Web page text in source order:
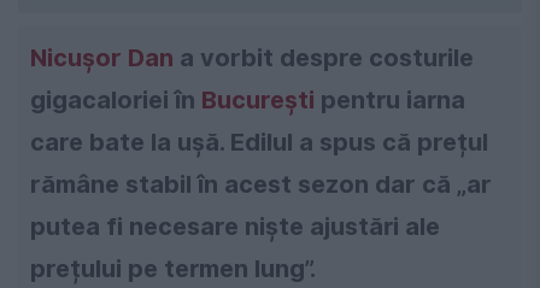
Nicușor Dan a vorbit despre costurile
gigacaloriei în București pentru iarna
care bate la ușă. Edilul a spus că prețul
rămâne stabil în acest sezon dar că „ar
putea fi necesare niște ajustări ale
prețului pe termen lung”.